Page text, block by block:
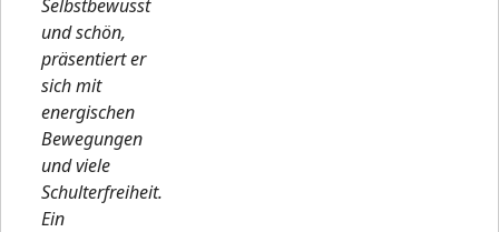
Selbstbewusst
und schön,
präsentiert er
sich mit
energischen
Bewegungen
und viele
Schulterfreiheit.
Ein